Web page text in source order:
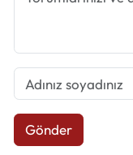
Gönder